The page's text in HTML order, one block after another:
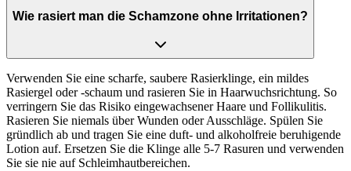
Wie rasiert man die Schamzone ohne Irritationen?
Verwenden Sie eine scharfe, saubere Rasierklinge, ein mildes
Rasiergel oder -schaum und rasieren Sie in Haarwuchsrichtung. So
verringern Sie das Risiko eingewachsener Haare und Follikulitis.
Rasieren Sie niemals über Wunden oder Ausschläge. Spülen Sie
gründlich ab und tragen Sie eine duft- und alkoholfreie beruhigende
Lotion auf. Ersetzen Sie die Klinge alle 5-7 Rasuren und verwenden
Sie sie nie auf Schleimhautbereichen.